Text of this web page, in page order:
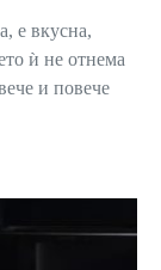
е вкусна,
ѝ не отнема
и повече